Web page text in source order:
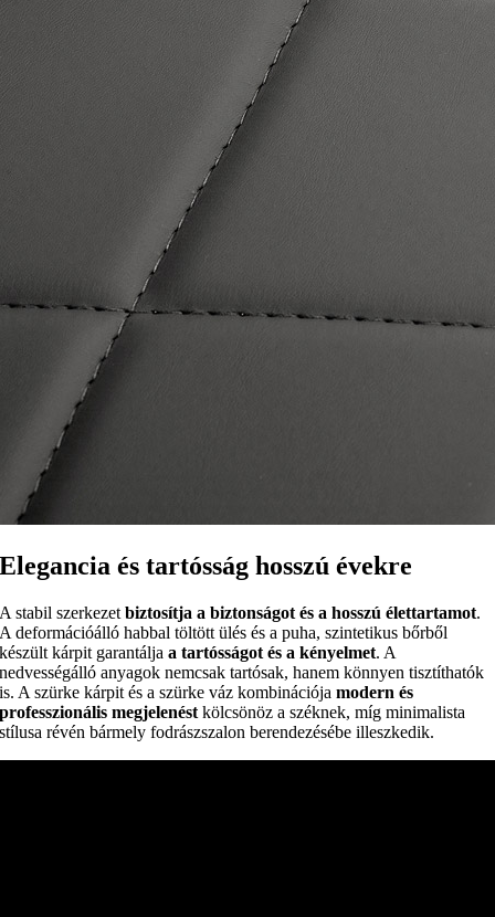
Elegancia és tartósság hosszú évekre
A stabil szerkezet biztosítja a biztonságot és a hosszú élettartamot.
A deformációálló habbal töltött ülés és a puha, szintetikus bőrből
készült kárpit garantáljaa tartósságot és a kényelmet. A
nedvességálló anyagok nemcsak tartósak, hanem könnyen tisztíthatók
is. A szürke kárpit és a szürke váz kombinációjamodern és
professzionális megjelenést kölcsönöz a széknek, míg minimalista
stílusa révén bármely fodrászszalon berendezésébe illeszkedik.